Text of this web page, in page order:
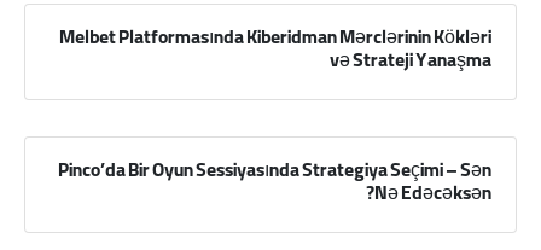
Melbet Platformasında Kiberidman Mərclərinin Kökləri
və Strateji Yanaşma
Pinco’da Bir Oyun Sessiyasında Strategiya Seçimi – Sən
Nə Edəcəksən?